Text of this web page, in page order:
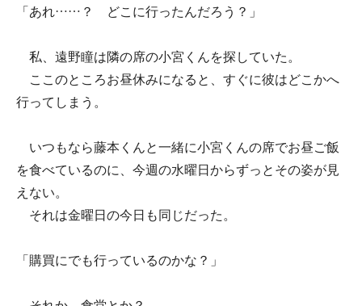
「あれ……？ どこに行ったんだろう？」
私、遠野瞳は隣の席の小宮くんを探していた。
ここのところお昼休みになると、すぐに彼はどこかへ
行ってしまう。
いつもなら藤本くんと一緒に小宮くんの席でお昼ご飯
を食べているのに、今週の水曜日からずっとその姿が見
えない。
それは金曜日の今日も同じだった。
「購買にでも行っているのかな？」